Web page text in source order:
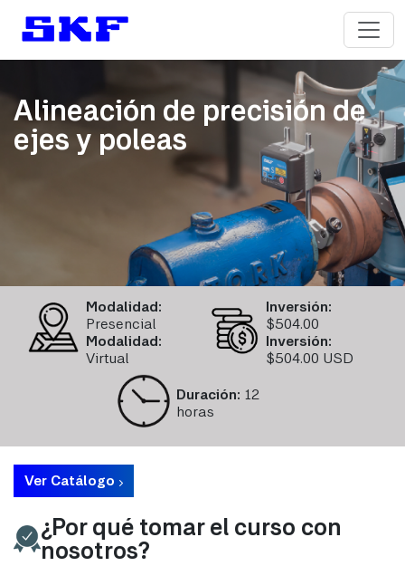
Alineación de precisión de
ejes y poleas
Modalidad:
Presencial
Modalidad:
Virtual
Inversión:
$504.00
Inversión:
$504.00 USD
Duración: 12
horas
Ver Catálogo
¿Por qué tomar el curso con
nosotros?